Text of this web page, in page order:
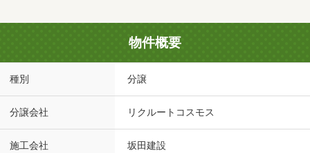
物件概要
種別 分譲
分譲会社 リクルートコスモス
施工会社 坂田建設